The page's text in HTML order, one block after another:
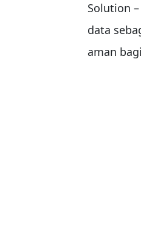
Solution
data
aman